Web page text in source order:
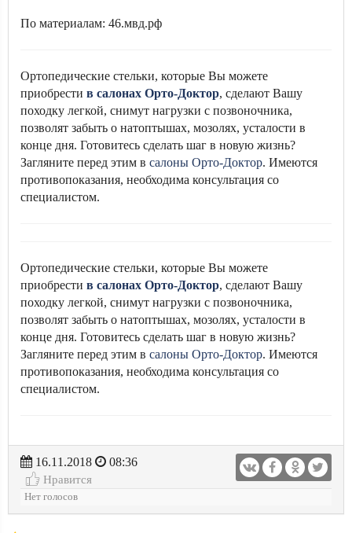
По материалам: 46.мвд.рф
Ортопедические стельки, которые Вы можете
приобрести в салонах Орто-Доктор, сделают Вашу
походку легкой, снимут нагрузки с позвоночника,
позволят забыть о натоптышах, мозолях, усталости в
конце дня. Готовитесь сделать шаг в новую жизнь?
Загляните перед этим в салоны Орто-Доктор. Имеются
противопоказания, необходима консультация со
специалистом.
Ортопедические стельки, которые Вы можете
приобрести в салонах Орто-Доктор, сделают Вашу
походку легкой, снимут нагрузки с позвоночника,
позволят забыть о натоптышах, мозолях, усталости в
конце дня. Готовитесь сделать шаг в новую жизнь?
Загляните перед этим в салоны Орто-Доктор. Имеются
противопоказания, необходима консультация со
специалистом.
16.11.2018
08:36
Нравится
Нет голосов